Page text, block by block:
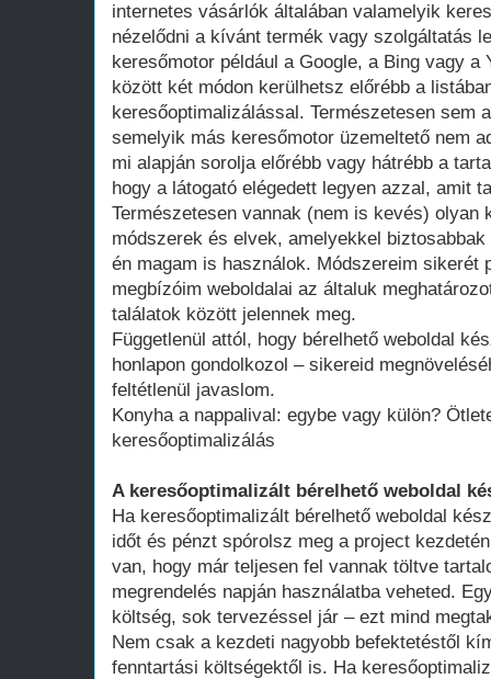
internetes vásárlók általában valamelyik
nézelődni a kívánt termék vagy szolgáltatás
keresőmotor például a Google, a Bing vagy a
között két módon kerülhetsz előrébb a
keresőoptimalizálással. Természetesen sem
semelyik más keresőmotor üzemeltető nem
mi alapján sorolja előrébb vagy hátrébb a
hogy a látogató elégedett legyen azzal, amit
Természetesen vannak (nem is kevés) olyan
módszerek és elvek, amelyekkel
én magam is használok. Módszereim sikerét
megbízóim weboldalai az általuk
találatok között jelennek meg.
Függetlenül attól, hogy bérelhető weboldal
honlapon gondolkozol – sikereid
feltétlenül javaslom.
Konyha a nappalival: egybe vagy külön?
keresőoptimalizálás
A keresőoptimalizált bérelhető weboldal
Ha keresőoptimalizált bérelhető weboldal
időt és pénzt spórolsz meg a project
van, hogy már teljesen fel vannak töltve
megrendelés napján használatba veheted.
költség, sok tervezéssel jár – ezt mind
Nem csak a kezdeti nagyobb befektetéstől
fenntartási költségektől is. Ha